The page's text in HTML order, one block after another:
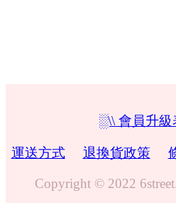
░\\ 會員升
運送方式 退換貨政策
Copyright © 2022